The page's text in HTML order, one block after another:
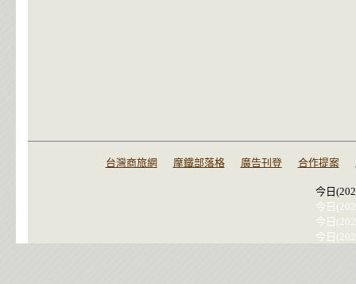
台灣商旅網 摩鐵部落格 廣告刊登 合作提案
今日
今日
今日
今日